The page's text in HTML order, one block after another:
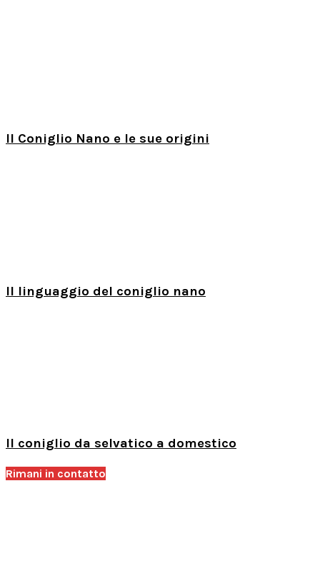
Il Coniglio Nano e le sue origini
Il linguaggio del coniglio nano
Il coniglio da selvatico a domestico
Rimani in contatto